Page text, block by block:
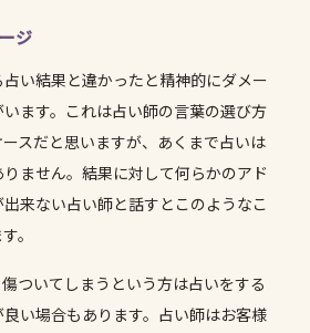
ジ
い結果と違かったと精神的にダメー
ます。これは占い師の言葉の選び方
スだと思いますが、あくまで占いは
ません。結果に対して何らかのアド
来ない占い師と話すとこのようなこ
。
ついてしまうという方は占いをする
い場合もあります。占い師はお客様